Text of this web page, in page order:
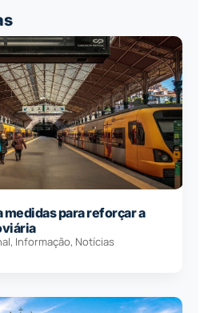
medidas para reforçar a
, Informação, Notícias